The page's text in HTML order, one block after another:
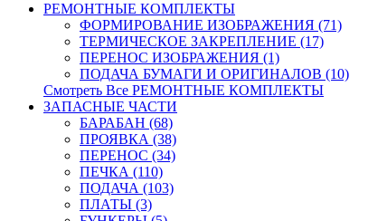
РЕМОНТНЫЕ КОМПЛЕКТЫ
ФОРМИРОВАНИЕ ИЗОБРАЖЕНИЯ (71)
ТЕРМИЧЕСКОЕ ЗАКРЕПЛЕНИЕ (17)
ПЕРЕНОС ИЗОБРАЖЕНИЯ (1)
ПОДАЧА БУМАГИ И ОРИГИНАЛОВ (10)
Смотреть Все РЕМОНТНЫЕ КОМПЛЕКТЫ
ЗАПАСНЫЕ ЧАСТИ
БАРАБАН (68)
ПРОЯВКА (38)
ПЕРЕНОС (34)
ПЕЧКА (110)
ПОДАЧА (103)
ПЛАТЫ (3)